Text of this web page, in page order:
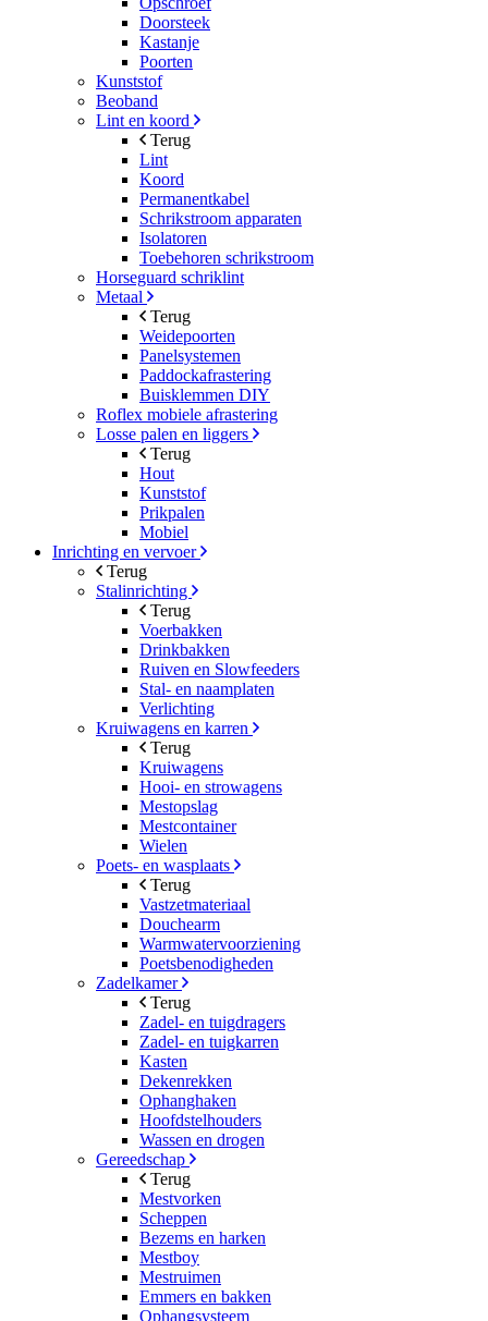
Doorsteek
Kastanje
Poorten
Kunststof
Beoband
Lint en koord
Terug
Lint
Koord
Permanentkabel
Schrikstroom apparaten
Isolatoren
Toebehoren schrikstroom
Horseguard schriklint
Metaal
Terug
Weidepoorten
Panelsystemen
Paddockafrastering
Buisklemmen DIY
Roflex mobiele afrastering
Losse palen en liggers
Terug
Hout
Kunststof
Prikpalen
Mobiel
Inrichting en vervoer
Terug
Stalinrichting
Terug
Voerbakken
Drinkbakken
Ruiven en Slowfeeders
Stal- en naamplaten
Verlichting
Kruiwagens en karren
Terug
Kruiwagens
Hooi- en strowagens
Mestopslag
Mestcontainer
Wielen
Poets- en wasplaats
Terug
Vastzetmateriaal
Douchearm
Warmwatervoorziening
Poetsbenodigheden
Zadelkamer
Terug
Zadel- en tuigdragers
Zadel- en tuigkarren
Kasten
Dekenrekken
Ophanghaken
Hoofdstelhouders
Wassen en drogen
Gereedschap
Terug
Mestvorken
Scheppen
Bezems en harken
Mestboy
Mestruimen
Emmers en bakken
Ophangsysteem